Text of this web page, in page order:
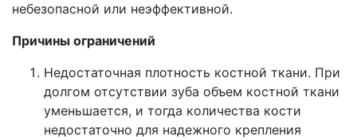
небезопасной или неэффективной.
Причины ограничений
Недостаточная плотность костной ткани. При
долгом отсутствии зуба объем костной ткани
уменьшается, и тогда количества кости
недостаточно для надежного крепления